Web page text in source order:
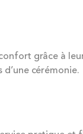
grâce à
cérémonie.